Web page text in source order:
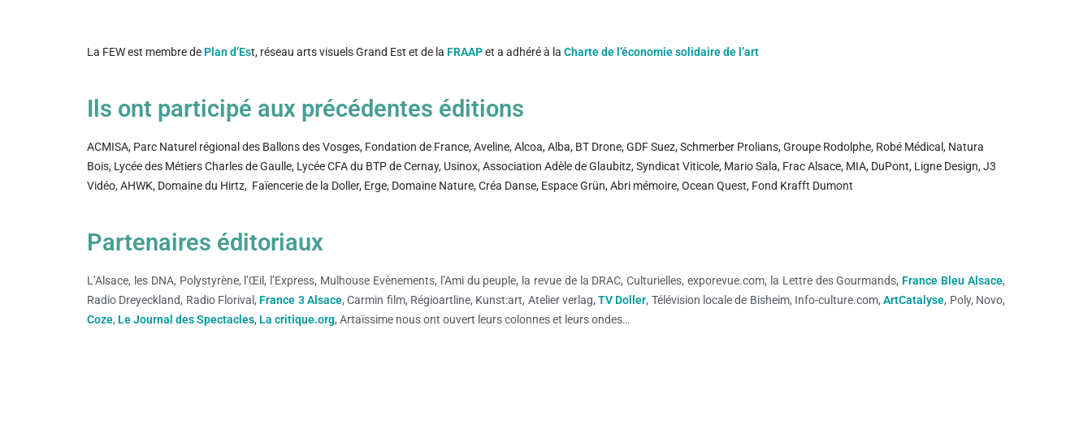
La FEW est membre de Plan d’Est, réseau arts visuels Grand Est et de la FRAAPet a adhéré à la Charte de l’économie solidaire de l’art
Ils ont participé aux précédentes éditions
ACMISA, Parc Naturel régional des Ballons des Vosges, Fondation de France, Aveline, Alcoa, Alba, BT Drone, GDF Suez, Schmerber Prolians, Groupe Rodolphe, Robé Médical, Natura
Bois, Lycée des Métiers Charles de Gaulle, Lycée CFA du BTP de Cernay, Usinox, Association Adèle de Glaubitz, Syndicat Viticole, Mario Sala, Frac Alsace, MIA, DuPont, Ligne Design, J3
Vidéo, AHWK, Domaine du Hirtz, Faïencerie de la Doller, Erge, Domaine Nature, Créa Danse, Espace Grün, Abri mémoire, Ocean Quest, Fond Krafft Dumont
Partenaires éditoriaux
L’Alsace, les DNA, Polystyrène, l’Œil, l’Express, Mulhouse Evènements, l’Ami du peuple, la revue de la DRAC, Culturielles, exporevue.com, la Lettre des Gourmands, France Bleu Alsace,
Radio Dreyeckland, Radio Florival, France 3 Alsace, Carmin film, Régioartline, Kunst:art, Atelier verlag,TV Doller, Télévision locale de Bisheim, Info-culture.com,ArtCatalyse, Poly, Novo,
Coze, Le Journal des Spectacles, La critique.org, Artaïssime nous ont ouvert leurs colonnes et leurs ondes…